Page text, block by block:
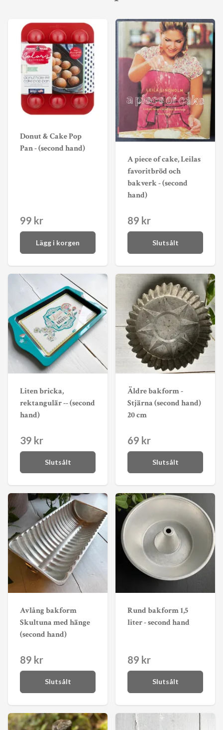
Donut & Cake Pop
Pan - (second hand)
99 kr
Lägg i korgen
A piece of cake, Leilas
favoritbröd och
bakverk - (second
hand)
89 kr
Slutsålt
Liten bricka,
rektangulär -- (second
hand)
39 kr
Slutsålt
Äldre bakform -
Stjärna (second hand)
20 cm
69 kr
Slutsålt
Avlång bakform
Skultuna med hänge
(second hand)
89 kr
Slutsålt
Rund bakform 1,5
liter - second hand
89 kr
Slutsålt